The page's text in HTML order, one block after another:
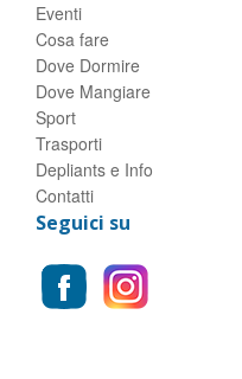
Eventi
Cosa fare
Dove Dormire
Dove Mangiare
Sport
Trasporti
Depliants e Info
Contatti
Seguici su